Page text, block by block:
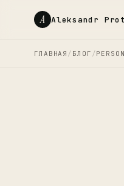
A Aleksandr
ГЛАВНАЯ / БЛОГ /